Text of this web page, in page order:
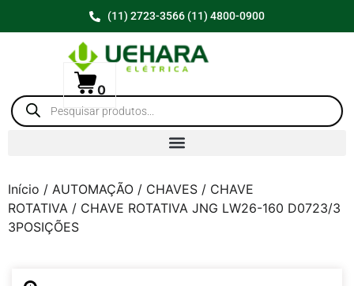
(11) 2723-3566 (11) 4800-0900
0
Início / AUTOMAÇÃO / CHAVES / CHAVE
ROTATIVA / CHAVE ROTATIVA JNG LW26-160 D0723/3
3POSIÇÕES